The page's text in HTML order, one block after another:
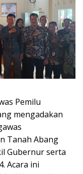
Pemilu
mengadakan
Tanah Abang
Gubernur serta
Acara ini